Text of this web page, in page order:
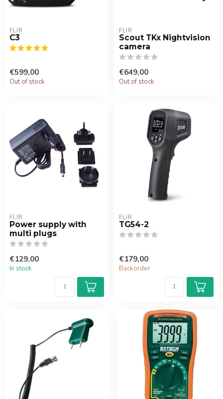
FLIR
C3
€599,00
Out of stock
FLIR
Scout TKx Nightvision
camera
€649,00
Out of stock
FLIR
Power supply with
multi plugs
€129,00
In stock
FLIR
TG54-2
€179,00
Backorder